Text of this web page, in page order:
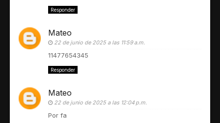
Responder
Mateo
22 de junio de 2025 a las 11:59 a.m.
11477654345
Responder
Mateo
22 de junio de 2025 a las 12:04 p.m.
Por fa